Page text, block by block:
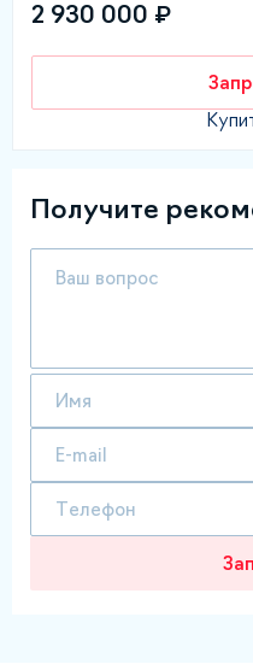
2 930 000 ₽
Получите